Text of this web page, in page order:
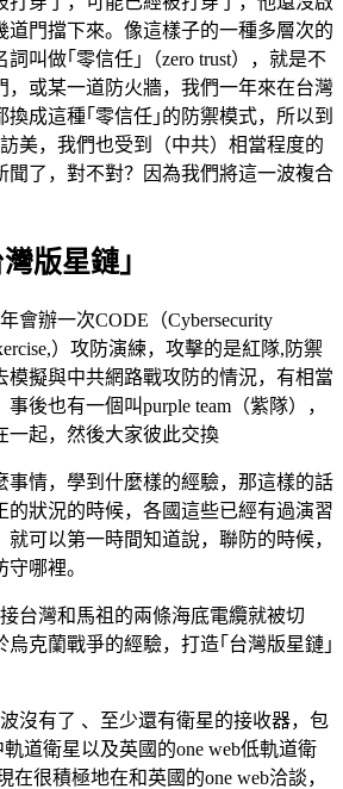
道門擋下來。像這樣子的一種多層次的
叫做｢零信任｣（zero trust），就是不
，或某一道防火牆，我們一年來在台灣
換成這種｢零信任｣的防禦模式，所以到
美，我們也受到（中共）相當程度的
聞了，對不對？因為我們將這一波複合
版星鏈｣
會辦一次CODE（Cybersecurity
）攻防演練，攻擊的是紅隊,防禦
模擬與中共網路戰攻防的情況，有相當
後也有一個叫purple team（紫隊），
一起，然後大家彼此交換
事情，學到什麼樣的經驗，那這樣的話
的狀況的時候，各國這些已經有過演習
可以第一時間知道說，聯防的時候，
哪裡。
台灣和馬祖的兩條海底電纜就被切
烏克蘭戰爭的經驗，打造｢台灣版星鏈｣
沒有了 、至少還有衛星的接收器，包
道衛星以及英國的one web低軌道衛
在很積極地在和英國的one web洽談，